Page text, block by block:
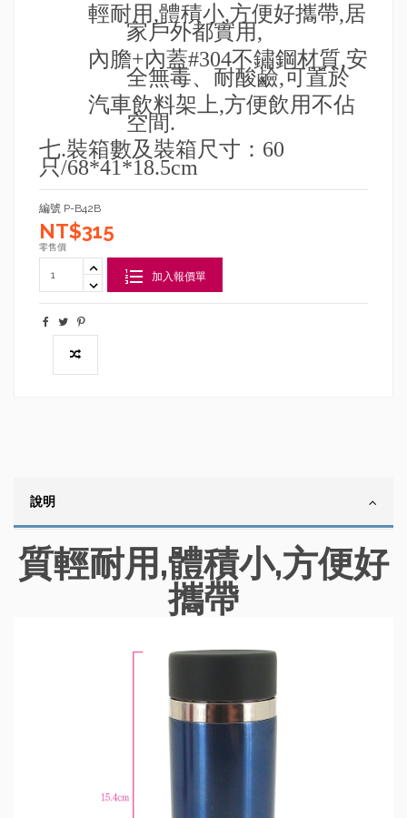
輕耐用,體積小,方便好攜帶,居
家戶外都實用,
內膽+內蓋#304不鏽鋼材質,安
全無毒、耐酸鹼,可置於
汽車飲料架上,方便飲用不佔
空間.
七.裝箱數及裝箱尺寸： 60
只/68*41*18.5cm
編號 P-B42B
NT$315
零售價
加入報價單
說明
質輕耐用,體積小,方便好
攜帶